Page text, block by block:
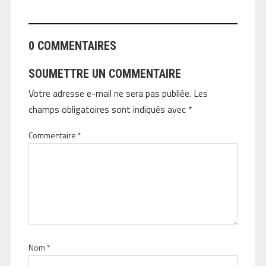
0 COMMENTAIRES
SOUMETTRE UN COMMENTAIRE
Votre adresse e-mail ne sera pas publiée. Les
champs obligatoires sont indiqués avec *
Commentaire *
Nom *